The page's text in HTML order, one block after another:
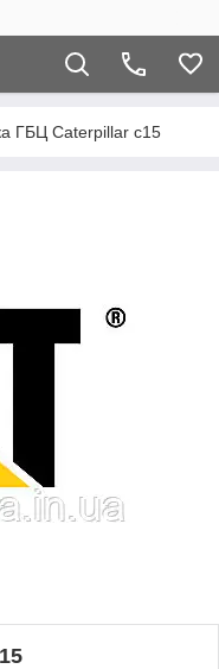
ГБЦ Caterpillar c15